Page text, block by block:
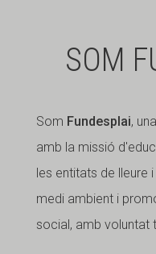
SOM
Som Fundesplai,
amb la missió
les entitats de lleure
medi ambient i
social, amb voluntat